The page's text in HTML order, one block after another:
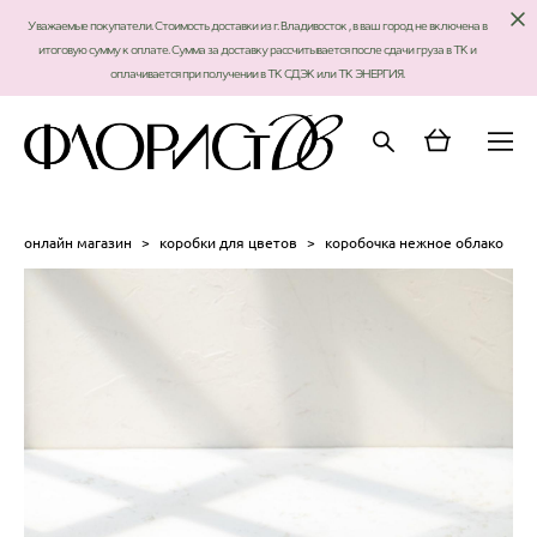
Уважаемые покупатели. Стоимость доставки из г. Владивосток , в ваш город не включена в
итоговую сумму к оплате. Сумма за доставку рассчитывается после сдачи груза в ТК и
оплачивается при получении в ТК СДЭК или ТК ЭНЕРГИЯ.
онлайн магазин > коробки для цветов > коробочка нежное облако